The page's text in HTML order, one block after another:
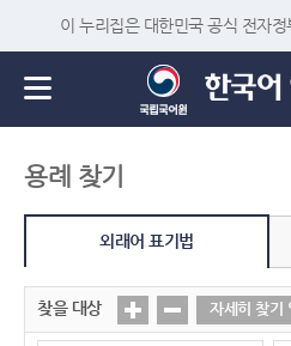
이 누리집은 대한민국 공식 전자정
용례 찾기
외래어 표기법
찾을 대상 자세히 찾기